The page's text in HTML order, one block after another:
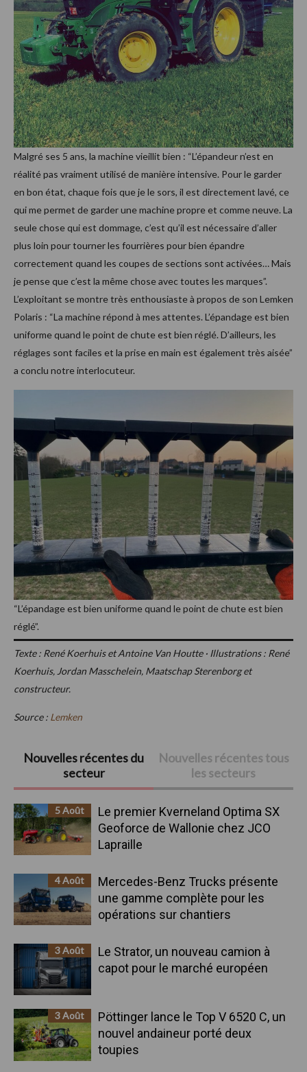
Malgré ses 5 ans, la machine vieillit bien : “L’épandeur n’est en
réalité pas vraiment utilisé de manière intensive. Pour le garder
en bon état, chaque fois que je le sors, il est directement lavé, ce
qui me permet de garder une machine propre et comme neuve. La
seule chose qui est dommage, c’est qu’il est nécessaire d’aller
plus loin pour tourner les fourrières pour bien épandre
correctement quand les coupes de sections sont activées… Mais
je pense que c’est la même chose avec toutes les marques”.
L’exploitant se montre très enthousiaste à propos de son Lemken
Polaris : “La machine répond à mes attentes. L’épandage est bien
uniforme quand le point de chute est bien réglé. D’ailleurs, les
réglages sont faciles et la prise en main est également très aisée”
a conclu notre interlocuteur.
“L’épandage est bien uniforme quand le point de chute est bien
réglé”.
Texte : René Koerhuis et Antoine Van Houtte · Illustrations : René
Koerhuis, Jordan Masschelein, Maatschap Sterenborg et
constructeur.
Source : Lemken
Barre
latérale
principale
Nouvelles récentes du
secteur
Nouvelles récentes tous
les secteurs
5 Août
Le premier Kverneland Optima SX
Geoforce de Wallonie chez JCO
Lapraille
4 Août
Mercedes-Benz Trucks présente
une gamme complète pour les
opérations sur chantiers
3 Août
Le Strator, un nouveau camion à
capot pour le marché européen
3 Août
Pöttinger lance le Top V 6520 C, un
nouvel andaineur porté deux
toupies